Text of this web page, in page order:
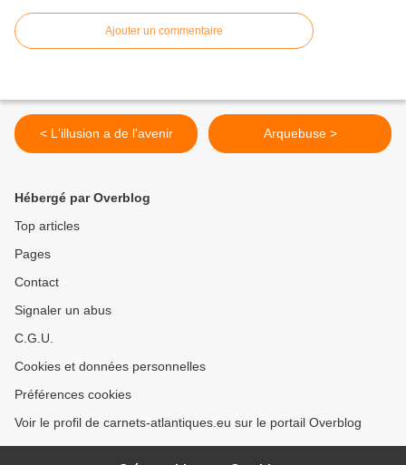
Ajouter un commentaire
< L'illusion a de l'avenir Arquebuse >
Hébergé par Overblog
Top articles
Pages
Contact
Signaler un abus
C.G.U.
Cookies et données personnelles
Préférences cookies
Voir le profil de carnets-atlantiques.eu sur le portail Overblog